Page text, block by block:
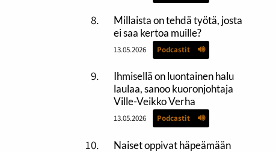
Millaista on tehdä työtä, josta
ei saa kertoa muille?
13.05.2026 Podcastit
Ihmisellä on luontainen halu
laulaa, sanoo kuoronjohtaja
Ville-Veikko Verha
13.05.2026 Podcastit
Naiset oppivat häpeämään